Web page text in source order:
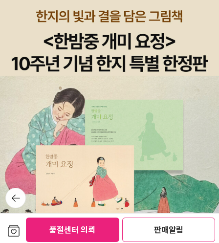
품절센터 의뢰 판매알림
실을 가리킬 뿐이다. 자아의 밑바닥에 침잠해 있는 우리 문학의 현주
철한 정한용의 시집 『유령들』은 분명 두드러진다.
뒤로가
기